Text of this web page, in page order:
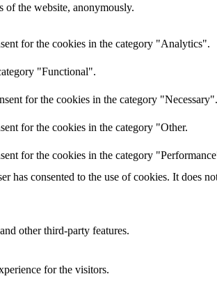
of the website, anonymously.
for the cookies in the category "Analytics".
"Functional".
for the cookies in the category "Necessary".
for the cookies in the category "Other.
for the cookies in the category
consented to the use of cookies. It does
other third-party features.
for the visitors.